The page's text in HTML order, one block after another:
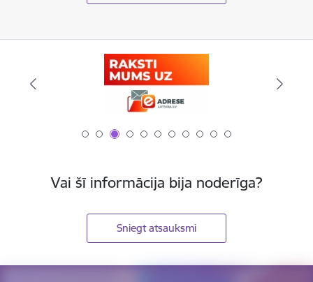
Vai šī informācija bija noderīga?
Sniegt atsauksmi